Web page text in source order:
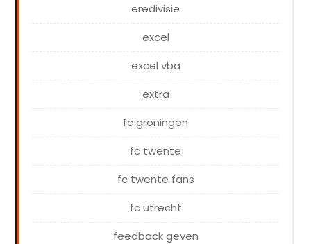
eredivisie
excel
excel vba
extra
fc groningen
fc twente
fc twente fans
fc utrecht
feedback geven